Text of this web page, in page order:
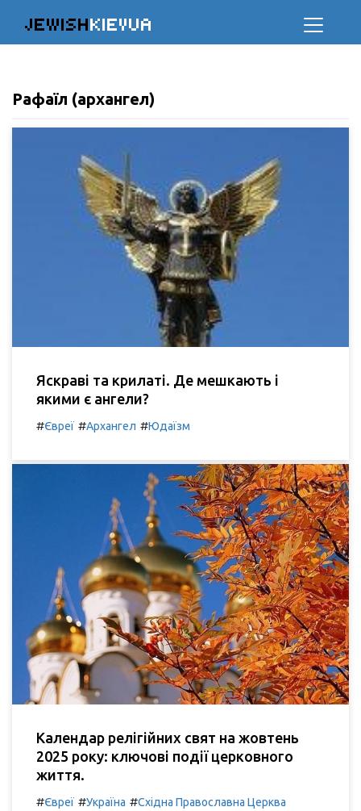
JEWISHKIEVUA
Рафаїл (архангел)
Яскраві та крилаті. Де мешкають і
якими є ангели?
#Євреї #Архангел #Юдаїзм
Календар релігійних свят на жовтень
2025 року: ключові події церковного
життя.
#Євреї #Україна #Східна Православна Церква